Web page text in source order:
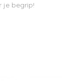
je begrip!